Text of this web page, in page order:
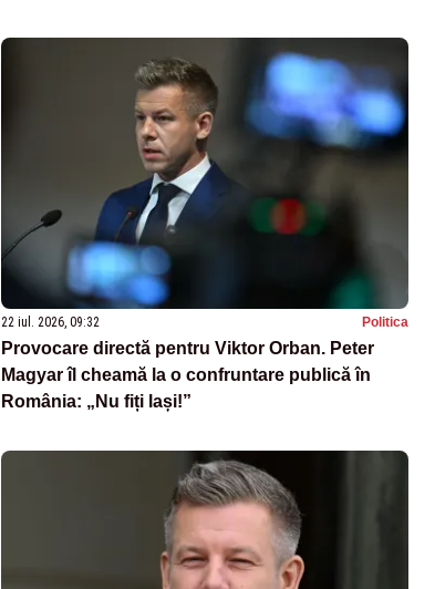
22 iul. 2026, 09:32 Politica
Provocare directă pentru Viktor Orban. Peter
Magyar îl cheamă la o confruntare publică în
România: „Nu fiți lași!”